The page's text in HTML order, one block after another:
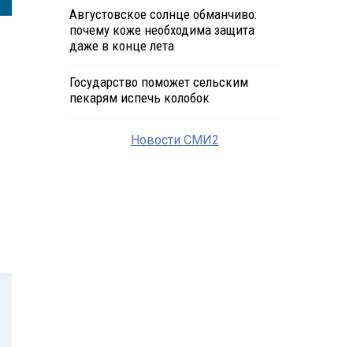
Августовское солнце обманчиво:
почему коже необходима защита
даже в конце лета
Государство поможет сельским
пекарям испечь колобок
Новости СМИ2